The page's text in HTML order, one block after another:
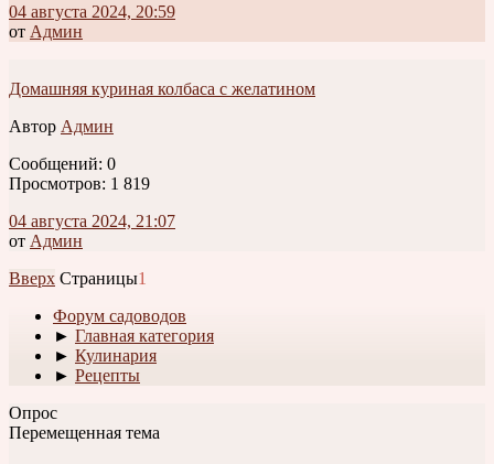
04 августа 2024, 20:59
от Админ
Домашняя куриная колбаса с желатином
Автор Админ
Сообщений: 0
Просмотров: 1 819
04 августа 2024, 21:07
от Админ
Вверх Страницы1
Форум садоводов
► Главная категория
► Кулинария
► Рецепты
Опрос
Перемещенная тема